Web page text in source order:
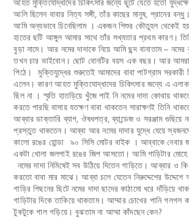
আহত মুক্তিযোদ্ধাদের চিকিৎসার জন্যে ছুটে যেতে হতো
আলি ছিলেন বাবার নিত্য সঙ্গী, তাঁর কাছের মানুষ, প্রানের
আমি অন্যভাবে চিনেছিলাম । একজন শিশুর কৌতুহল থেকেই
হাতের ছটি আঙ্গুল আমার সাথে তাঁর সখ্যতার প্রথম কারণ।
বুড়া নামে। আর নমের দাদাকে নিয়ে আমি ছন্দ বানাতাম –
তখন চার ভাইবোন। ছোট বোনটির বয়স এক বছর। আর আমরা
পিঠে। মুক্তিযুদ্ধের শুরুতেই আমাদের বাবা পাটগ্রাম সরকারী
এলেন। কারণ আহত মুক্তিযোদ্ধাদের চিকিৎসার জন্যে এ
ছিল না । স্মৃতি হাতড়িয়ে খুঁজে পাই নি নমের দাদা কোথায়
করতে পারছি বাসায় যতক্ষণ বাবা থাকতেন সারাক্ষণই তিনি
আব্বার ডাক্তারি ব্যাগ, ঔষধপত্র, ব্যান্ডেজ ও সরঞ্জাম গুছিয়ে
প্রস্তুত থাকতেন। আব্বা আর নমের দাদার যুদ্ধে যেয়ে
কালো রঙের হোন্ডা ৯০ সিসি মোটর বাইক । আব্বাকে নেবার
একটা খোলা জলপাই রঙের জিপ আসতো। আমি গাড়িটার মোহে
নমের দাদা নিমিষেই সব উঠিয়ে দিতেন গাড়িতে। আব্বার ও
করতো বাবা মার মাঝে। আব্বা চলে যেতেন নিরুদ্দেশের উদ্দেশে
গাড়ির পিছনের ছিটে নমের দাদা ছাদের কাঠামো ধরে
গাড়িটার দিকে তাকিয়ে থাকতাম। আম্মার চোখের পানি গলগল
টুকটুকে গাল গড়িয়ে। বুঝতাম না আম্মা কাঁদছেন কেন?